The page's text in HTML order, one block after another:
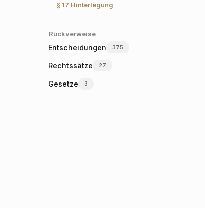
§ 17 Hinterlegung
Rückverweise
Entscheidungen 375
Rechtssätze 27
Gesetze 3